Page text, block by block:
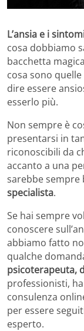
L’ansia e i
cosa dobbiamo
bacchetta
cosa sono
dire essere
esserlo più.
Non sempre è
presentarsi in
riconoscibili da
accanto a una
sarebbe sempre
specialista.
Se hai sempre
conoscere
abbiamo fatto
qualche
psicoterapeuta,
professionisti,
consulenza
per essere
esperto.